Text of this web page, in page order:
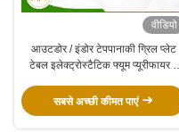
वीडियो
आउटडोर / इंडोर टेपपानाकी ग्रिल प्लेट
टेबल इलेक्ट्रोस्टैटिक फ्यूम प्यूरीफायर में
सबसे अच्छी कीमत पाएं